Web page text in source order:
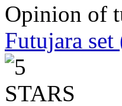
Opinion of
Futujara